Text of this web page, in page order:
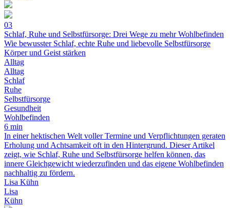
03
Schlaf, Ruhe und Selbstfürsorge: Drei Wege zu mehr Wohlbefinden
Wie bewusster Schlaf, echte Ruhe und liebevolle Selbstfürsorge
Körper und Geist stärken
Alltag
Alltag
Schlaf
Ruhe
Selbstfürsorge
Gesundheit
Wohlbefinden
6 min
In einer hektischen Welt voller Termine und Verpflichtungen geraten
Erholung und Achtsamkeit oft in den Hintergrund. Dieser Artikel
zeigt, wie Schlaf, Ruhe und Selbstfürsorge helfen können, das
innere Gleichgewicht wiederzufinden und das eigene Wohlbefinden
nachhaltig zu fördern.
Lisa Kühn
Lisa
Kühn